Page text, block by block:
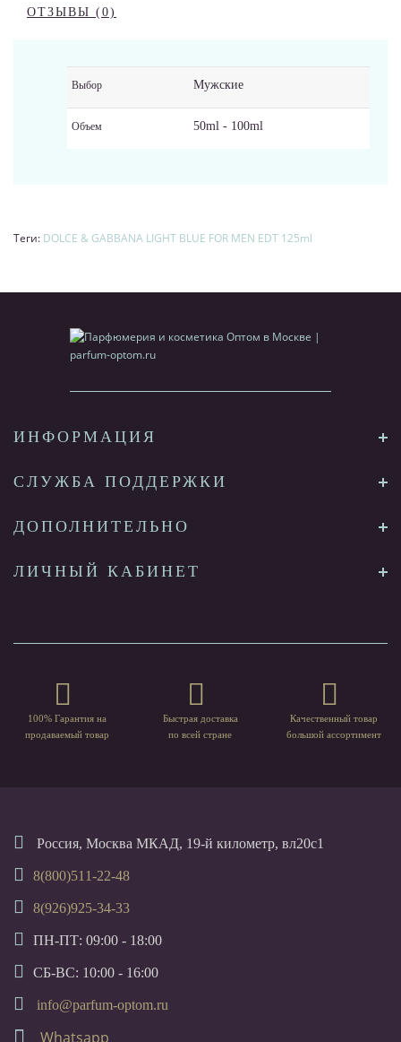
ОТЗЫВЫ (0)
Выбор Мужские
Объем 50ml - 100ml
Теги: DOLCE & GABBANA LIGHT BLUE FOR MEN EDT 125ml
ИНФОРМАЦИЯ
СЛУЖБА ПОДДЕРЖКИ
ДОПОЛНИТЕЛЬНО
ЛИЧНЫЙ КАБИНЕТ
100% Гарантия на
продаваемый товар
Быстрая доставка
по всей стране
Качественный товар
большой ассортимент
Россия, Москва МКАД, 19-й километр, вл20с1
8(800)511-22-48
8(926)925-34-33
ПН-ПТ: 09:00 - 18:00
СБ-ВС: 10:00 - 16:00
info@parfum-optom.ru
Whatsapp